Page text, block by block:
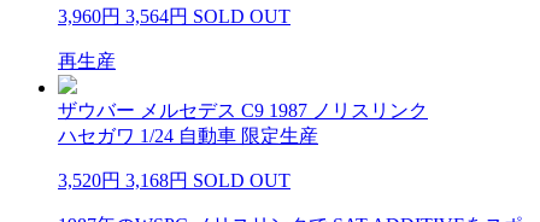
3,960円 3,564円 SOLD OUT
再生産
ザウバー メルセデス C9 1987 ノリスリンク
ハセガワ 1/24 自動車 限定生産
3,520円 3,168円 SOLD OUT